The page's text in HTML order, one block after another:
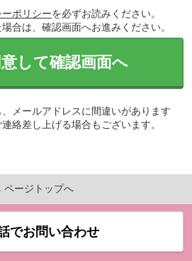
ポリシーを必ずお読みください。
合は、確認画面へお進みください。
して確認画面へ
メールアドレスに間違いがあります
絡差し上げる場合もございます。
ページトップへ
でお問い合わせ